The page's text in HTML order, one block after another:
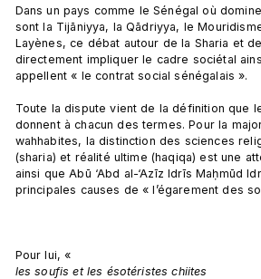
Dans un pays comme le Sénégal où
sont la Tijāniyya, la Qādriyya, le
Layènes, ce débat autour de la Sharia et
directement impliquer le cadre sociétal
appellent « le contrat social sénégalais ».
Toute la dispute vient de la définition que
donnent à chacun des termes. Pour la
wahhabites, la distinction des sciences
(sharia) et réalité ultime (haqiqa) est une
ainsi que Abū ‘Abd al-‘Azīz Idrīs Maḥmūd
principales causes de « l’égarement des
Pour lui, «
les soufis et les ésotéristes chiites